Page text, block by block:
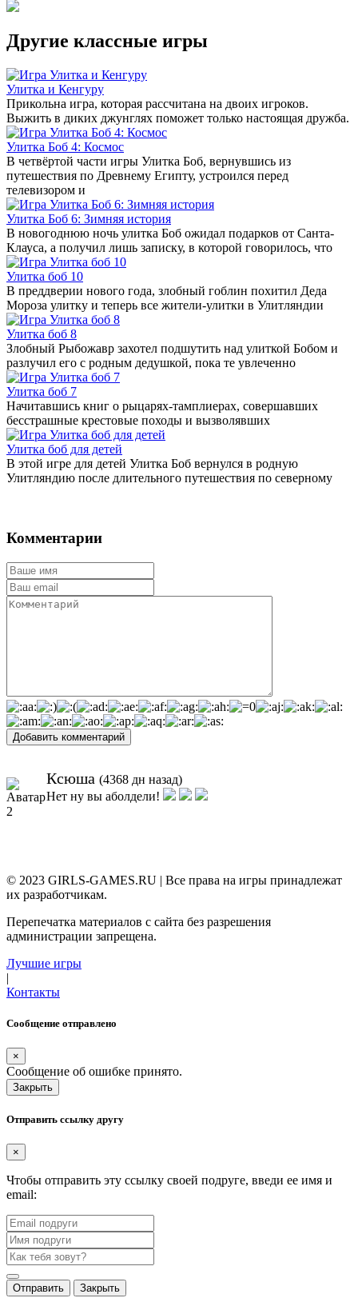
Другие классные игры
Улитка и Кенгуру
Прикольна игра, которая рассчитана на двоих игроков.
Выжить в диких джунглях поможет только настоящая дружба.
Улитка Боб 4: Космос
В четвёртой части игры Улитка Боб, вернувшись из
путешествия по Древнему Египту, устроился перед
телевизором и
Улитка Боб 6: Зимняя история
В новогоднюю ночь улитка Боб ожидал подарков от Санта-
Клауса, а получил лишь записку, в которой говорилось, что
Улитка боб 10
В преддверии нового года, злобный гоблин похитил Деда
Мороза улитку и теперь все жители-улитки в Улитляндии
Улитка боб 8
Злобный Рыбожавр захотел подшутить над улиткой Бобом и
разлучил его с родным дедушкой, пока те увлеченно
Улитка боб 7
Начитавшись книг о рыцарях-тамплиерах, совершавших
бесстрашные крестовые походы и вызволявших
Улитка боб для детей
В этой игре для детей Улитка Боб вернулся в родную
Улитляндию после длительного путешествия по северному
Комментарии
Добавить комментарий
Ксюша (4368 дн назад)
Нет ну вы аболдели!
© 2023 GIRLS-GAMES.RU | Все права на игры принадлежат
их разработчикам.
Перепечатка материалов с сайта без разрешения
администрации запрещена.
Лучшие игры
|
Контакты
Сообщение отправлено
×
Сообщение об ошибке принято.
Закрыть
Отправить ссылку другу
×
Чтобы отправить эту ссылку своей подруге, введи ее имя и
email:
Отправить Закрыть